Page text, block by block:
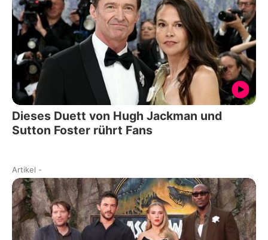
Dieses Duett von Hugh Jackman und
Sutton Foster rührt Fans
Artikel -